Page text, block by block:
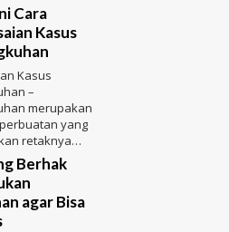
Cara
Kasus
Kasus
–
merupakan
yang
retaknya
terjalin
Berhak
agar Bisa